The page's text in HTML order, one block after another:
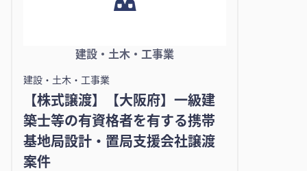
建設・土木・工事業
建設・土木・工事業
【株式譲渡】【大阪府】一級建
築士等の有資格者を有する携帯
基地局設計・置局支援会社譲渡
案件